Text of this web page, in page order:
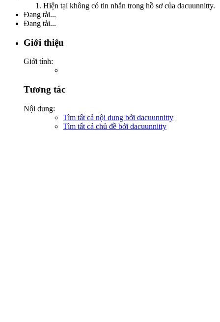
Hiện tại không có tin nhắn trong hồ sơ của dacuunnitty.
Đang tải...
Đang tải...
Giới thiệu
Giới tính:
Tương tác
Nội dung:
Tìm tất cả nội dung bởi dacuunnitty
Tìm tất cả chủ đề bởi dacuunnitty